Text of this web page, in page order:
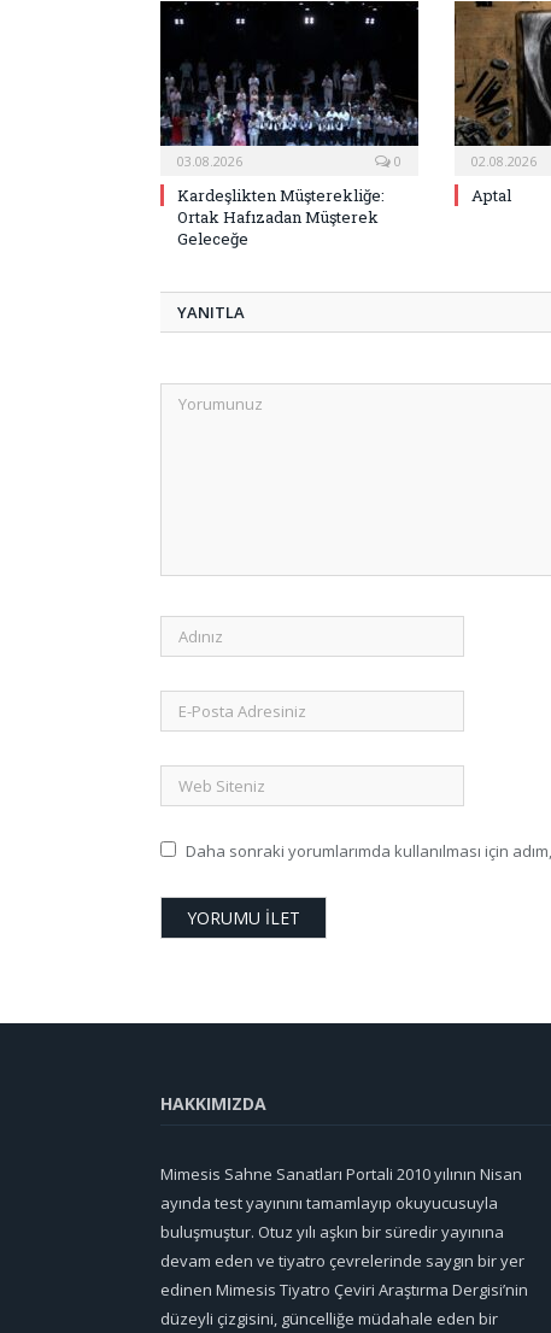
03.08.2026 0
Kardeşlikten Müşterekliğe:
Ortak Hafızadan Müşterek
Geleceğe
02.08.2026
Aptal
YANITLA
Daha sonraki yorumlarımda kullanılması için
HAKKIMIZDA
Mimesis Sahne Sanatları Portali 2010 yılının Nisan
ayında test yayınını tamamlayıp okuyucusuyla
buluşmuştur. Otuz yılı aşkın bir süredir yayınına
devam eden ve tiyatro çevrelerinde saygın bir yer
edinen Mimesis Tiyatro Çeviri Araştırma Dergisi’nin
düzeyli çizgisini, güncelliğe müdahale eden bir